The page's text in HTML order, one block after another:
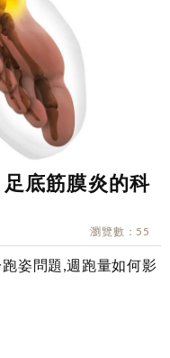
底筋膜炎的科
瀏覽數 55
姿問題,週跑量如何影